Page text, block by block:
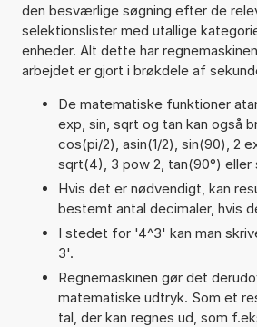
den besværlige søgning efter de
selektionslister med utallige
enheder. Alt dette har
arbejdet er gjort i brøkdele af
De matematiske funktioner
exp, sin, sqrt og tan kan også
cos(pi/2), asin(1/2), sin(90), 2
sqrt(4), 3 pow 2, tan(90°) eller
Hvis det er nødvendigt, kan
bestemt antal decimaler, hvis
I stedet for '4^3' kan man
3'.
Regnemaskinen gør det
matematiske udtryk. Som et
tal, der kan regnes ud, som